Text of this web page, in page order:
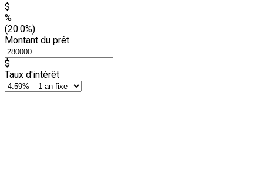
$
%
(20.0%)
Montant du prêt
$
Taux d'intérêt